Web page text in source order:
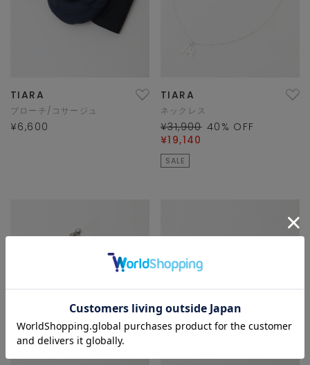
TIARA
ブローチ/コサージュ
¥6,600
TIARA
ネックレス
¥31,900 40 % OFF
¥19,140
SALE